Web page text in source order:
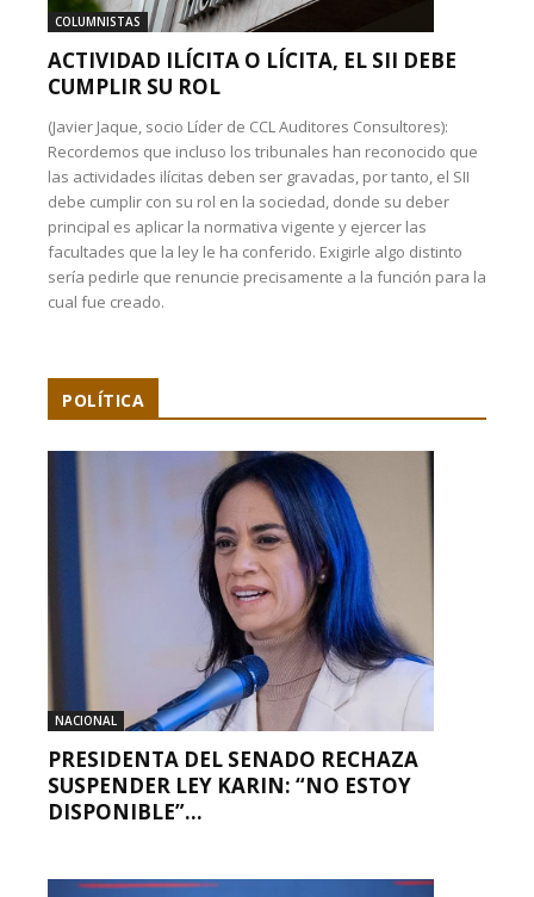
COLUMNISTAS
ACTIVIDAD ILÍCITA O LÍCITA, EL SII DEBE
CUMPLIR SU ROL
(Javier Jaque, socio Líder de CCL Auditores Consultores):
Recordemos que incluso los tribunales han reconocido que
las actividades ilícitas deben ser gravadas, por tanto, el SII
debe cumplir con su rol en la sociedad, donde su deber
principal es aplicar la normativa vigente y ejercer las
facultades que la ley le ha conferido. Exigirle algo distinto
sería pedirle que renuncie precisamente a la función para la
cual fue creado.
POLÍTICA
NACIONAL
PRESIDENTA DEL SENADO RECHAZA
SUSPENDER LEY KARIN: “NO ESTOY
DISPONIBLE”...